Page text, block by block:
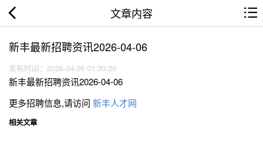
文章内容
新丰最新招聘资讯2026-04-06
发布时间：2026-04-06 01:30:29
新丰最新招聘资讯2026-04-06
更多招聘信息,请访问 新丰人才网
相关文章